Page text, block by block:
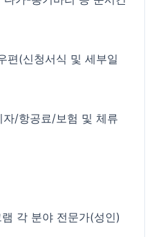
편(신청서식 및 세부일
/항공료/보험 및 체류
각 분야 전문가(성인)